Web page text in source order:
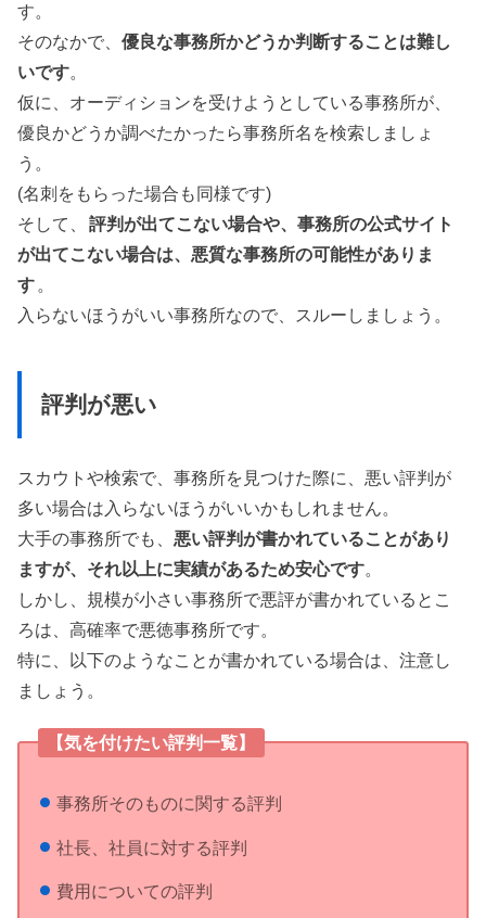
す。
そのなかで、優良な事務所かどうか判断することは難し
いです。
仮に、オーディションを受けようとしている事務所が、
優良かどうか調べたかったら事務所名を検索しましょ
う。
(名刺をもらった場合も同様です)
そして、
評判が出てこない場合や、事務所の公式サイト
が出てこない場合は、悪質な事務所の可能性がありま
す 。
入らないほうがいい事務所なので、スルーしましょう。
評判が悪い
スカウトや検索で、事務所を見つけた際に、悪い評判が
多い場合は入らないほうがいいかもしれません。
大手の事務所でも、 悪い評判が書かれていることがあり
ますが、それ以上に実績があるため安心です
しかし、規模が小さい事務所で悪評が書かれているとこ
ろは、高確率で悪徳事務所です。
特に、以下のようなことが書かれている場合は、注意し
ましょう。
【気を付けたい評判一覧】
事務所そのものに関する評判
社長、社員に対する評判
費用についての評判